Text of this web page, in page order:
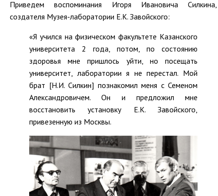
Приведем воспоминания Игоря Ивановича Силкина,
создателя Музея-лаборатории Е.К. Завойского:
«Я учился на физическом факультете Казанского
университета 2 года, потом, по состоянию
здоровья мне пришлось уйти, но посещать
университет, лаборатории я не перестал. Мой
брат [Н.И. Силкин] познакомил меня с Семеном
Александровичем. Он и предложил мне
восстановить установку Е.К. Завойского,
привезенную из Москвы.